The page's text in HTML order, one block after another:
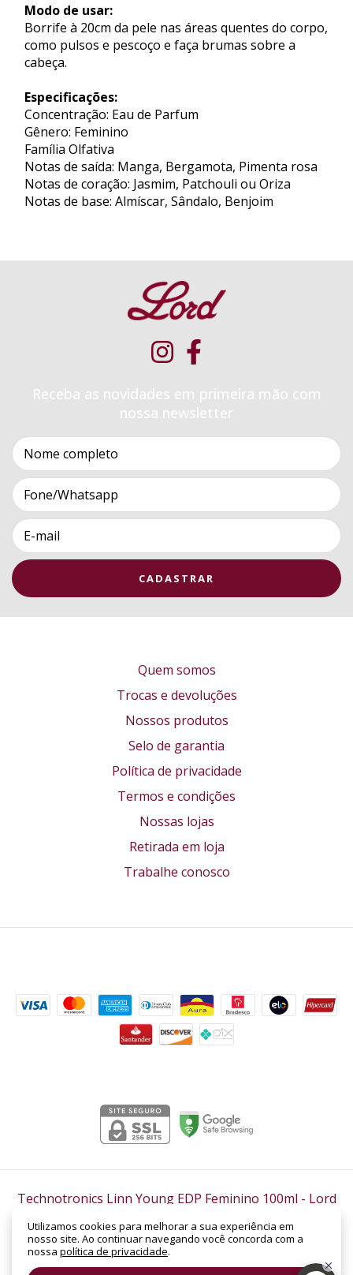
Utilizamos cookies para melhorar a sua experiência em
nosso site. Ao continuar navegando você concorda com a
nossa política de privacidade.
Modo de usar:
Borrife à 20cm da pele nas áreas quentes do corpo,
como pulsos e pescoço e faça brumas sobre a
cabeça.
Especificações:
Concentração: Eau de Parfum
Gênero: Feminino
Família Olfativa
Notas de saída: Manga, Bergamota, Pimenta rosa
Notas de coração: Jasmim, Patchouli ou Oriza
Notas de base: Almíscar, Sândalo, Benjoim
Receba as novidades em primeira mão com
nossa newsletter
Quem somos
Trocas e devoluções
Nossos produtos
Selo de garantia
Política de privacidade
Termos e condições
Nossas lojas
Retirada em loja
Trabalhe conosco
Technotronics Linn Young EDP Feminino 100ml - Lord
©2026. LORD PERFUMARIA - CNPJ: 14.158.962/0001-88 | SHC Sul Quadra 305 -
Bloco B, Loja Nº 19 | Asa Sul | Brasília - DF | CEP: 70.352-520. Todos os direitos
reservados.